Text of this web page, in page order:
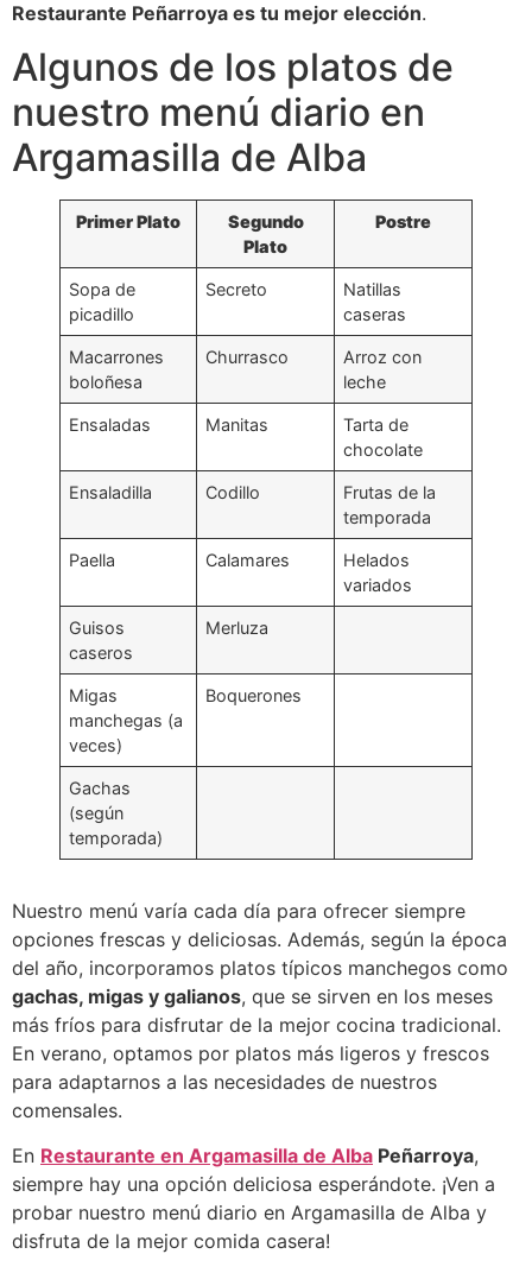
Restaurante Peñarroya es tu mejor elección.
Algunos de los platos de
nuestro menú diario en
Argamasilla de Alba
Primer Plato
Segundo
Plato
Postre
Sopa de
picadillo
Secreto
Natillas
caseras
Macarrones
boloñesa
Churrasco
Arroz con
leche
Ensaladas Manitas
Tarta de
chocolate
Ensaladilla Codillo
Frutas de la
temporada
Paella Calamares
Helados
variados
Guisos
caseros
Merluza
Migas
manchegas (a
veces)
Boquerones
Gachas
(según
temporada)
Nuestro menú varía cada día para ofrecer siempre
opciones frescas y deliciosas. Además, según la época
del año, incorporamos platos típicos manchegos como
gachas, migas y galianos, que se sirven en los meses
más fríos para disfrutar de la mejor cocina tradicional.
En verano, optamos por platos más ligeros y frescos
para adaptarnos a las necesidades de nuestros
comensales.
En Restaurante en Argamasilla de Alba Peñarroya,
siempre hay una opción deliciosa esperándote. ¡Ven a
probar nuestro menú diario en Argamasilla de Alba y
disfruta de la mejor comida casera!